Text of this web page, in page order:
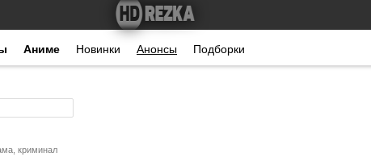
Аниме Новинки Анонсы Подборки
криминал